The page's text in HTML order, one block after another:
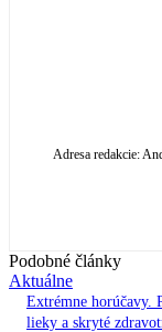
Adresa redakcie:
Podobné články
Aktuálne
Extrémne horúčavy.
lieky a skryté